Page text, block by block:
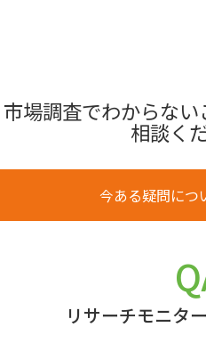
市場調査でわからな
相談く
今ある疑問につ
リサーチモニタ